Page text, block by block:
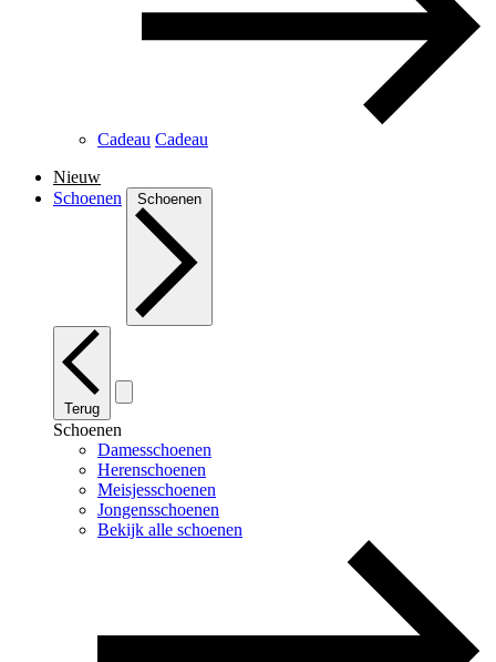
Cadeau Cadeau
Nieuw
Schoenen
Schoenen
Terug
Schoenen
Damesschoenen
Herenschoenen
Meisjesschoenen
Jongensschoenen
Bekijk alle schoenen